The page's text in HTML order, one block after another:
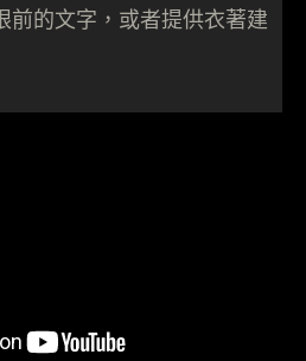
前的文字，或者提供衣著建